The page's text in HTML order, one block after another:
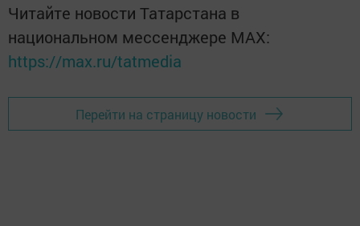
Читайте новости Татарстана в
национальном мессенджере MАХ:
https://max.ru/tatmedia
Перейти на страницу новости